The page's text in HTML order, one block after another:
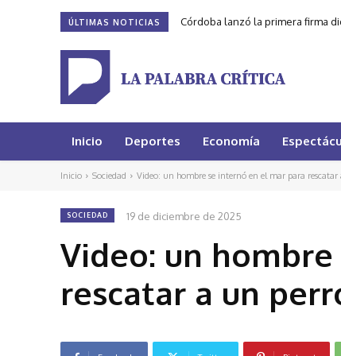
ÚLTIMAS NOTICIAS Córdoba lanzó la primera firma
Inicio Deportes Economía
Inicio Sociedad Video: un hombre se internó en el mar para rescatar
SOCIEDAD 19 de diciembre de 2025
Video: un
rescatar a un